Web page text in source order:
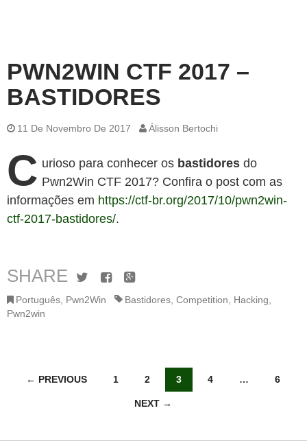
PWN2WIN CTF 2017 –
BASTIDORES
11 De Novembro De 2017 Álisson Bertochi
C urioso para conhecer os bastidores do
Pwn2Win CTF 2017? Confira o post com as
informações em https://ctf-br.org/2017/10/pwn2win-
ctf-2017-bastidores/.
SHARE TwitterFacebook
Google+
Português Pwn2Win Bastidores Competition Hacking
Pwn2win
Posts
← PREVIOUS 1 2 3 4 … 6
NEXT →